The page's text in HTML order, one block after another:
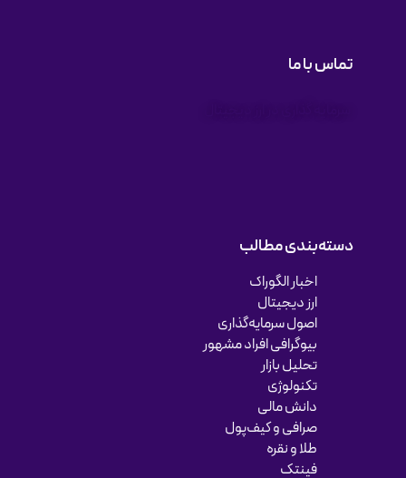
تماس با ما
دسته‌بندی مطالب
اخبار الگوراک
ارز دیجیتال
اصول سرمایه‌گذاری
بیوگرافی افراد مشهور
تحلیل بازار
تکنولوژی
دانش مالی
صرافی و کیف‌پول
طلا و نقره
فینتک